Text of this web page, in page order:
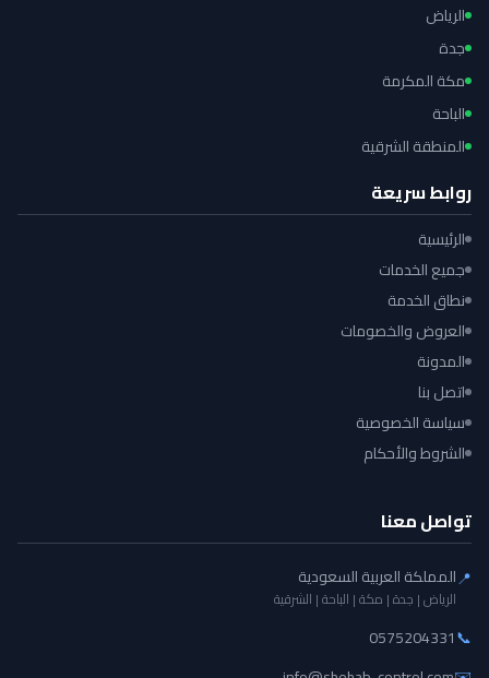
الرياض
جدة
مكة المكرمة
الباحة
المنطقة الشرقية
روابط سريعة
الرئيسية
جميع الخدمات
نطاق الخدمة
العروض والخصومات
المدونة
اتصل بنا
سياسة الخصوصية
الشروط والأحكام
تواصل معنا
📍المملكة العربية السعودية
الرياض | جدة | مكة | الباحة | الشرقية
📞
0575204331